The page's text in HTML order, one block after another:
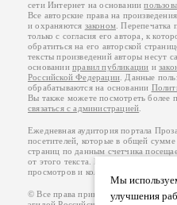
Мы
улучшения
сети Интернет на основании
Все авторские права на
и охраняются законом . Перепечатка
только с согласия его автора, к
обратиться на его авторской
тексты произведений авторы несут
основанииправил публикации и
Российской Федерации . Данные
обрабатываются на основании
Вы также можете посмотреть более
связаться с администрацией
Ежедневная аудитория портала
посетителей, которые в общей
страниц по данным счетчика
от этого текста. В каждой графе
просмотров и количество
© Все права принадлежат авторам,